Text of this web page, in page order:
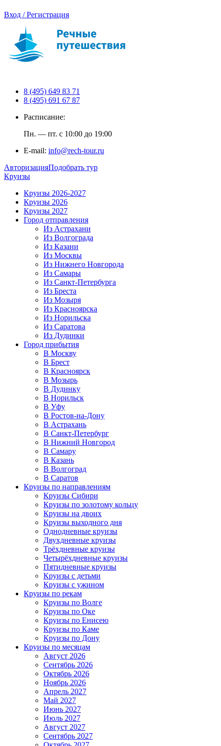
Вход / Регистрация
8 (495) 649 83 71
8 (495) 691 67 87
Расписание:
Пн. — пт. с 10:00 до 19:00
E-mail: info@rech-tour.ru
АвторизацияПодобрать тур
Круизы
Круизы 2026-2027
Круизы 2026
Круизы 2027
Город отправления
Из Астрахани
Из Волгограда
Из Казани
Из Москвы
Из Нижнего Новгорода
Из Самары
Из Санкт-Петербурга
Из Бреста
Из Мозыря
Из Красноярска
Из Норильска
Из Саратова
Из Дудинки
Город прибытия
В Москву
В Брест
В Красноярск
В Мозырь
В Дудинку
В Норильск
В Уфу
В Ростов-на-Дону
В Астрахань
В Санкт-Петербург
В Нижний Новгород
В Самару
В Казань
В Волгоград
В Саратов
Круизы по направлениям
Круизы Сибири
Круизы по золотому кольцу
Круизы на двоих
Круизы выходного дня
Однодневные круизы
Двухдневные круизы
Трёхдневные круизы
Четырёхдневные круизы
Пятидневные круизы
Круизы с детьми
Круизы с ужином
Круизы по рекам
Круизы по Волге
Круизы по Оке
Круизы по Енисею
Круизы по Каме
Круизы по Дону
Круизы по месяцам
Август 2026
Сентябрь 2026
Октябрь 2026
Ноябрь 2026
Апрель 2027
Май 2027
Июнь 2027
Июль 2027
Август 2027
Сентябрь 2027